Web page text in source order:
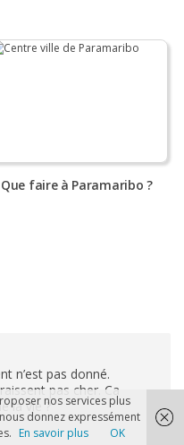
Que faire à Paramaribo ?
n’est pas donné.
pas cher. Ca
la vie ?nos services plus
donnez expressément
En savoir plus OK